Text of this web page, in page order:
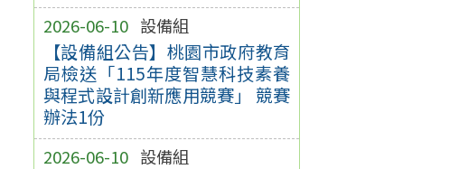
2026-06-10 設備組
【設備組公告】桃園市政府教育
局檢送「115年度智慧科技素養
與程式設計創新應用競賽」 競賽
辦法1份
2026-06-10 設備組